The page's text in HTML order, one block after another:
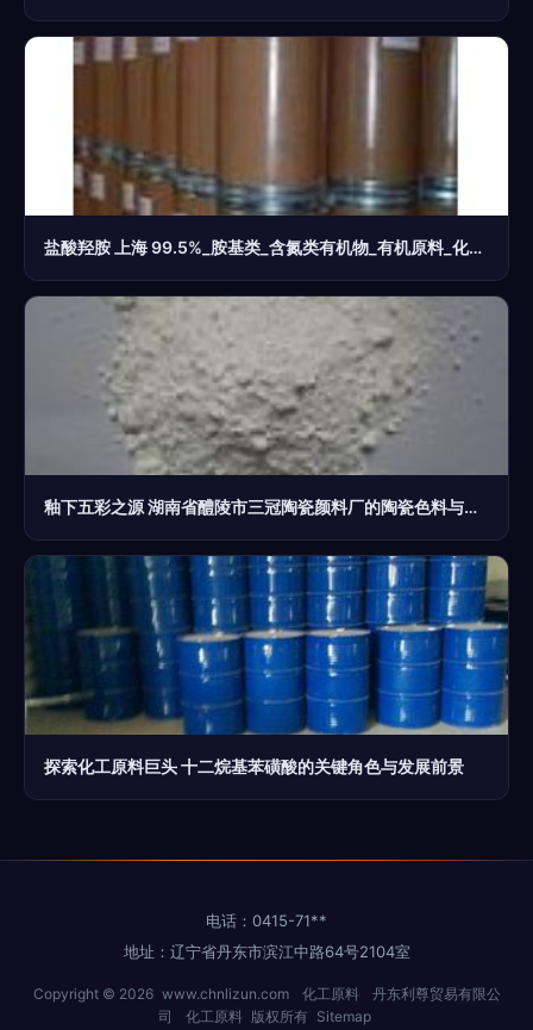
盐酸羟胺 上海 99.5%_胺基类_含氮类有机物_有机原料_化工产品_中华化工网
釉下五彩之源 湖南省醴陵市三冠陶瓷颜料厂的陶瓷色料与化工原料
探索化工原料巨头 十二烷基苯磺酸的关键角色与发展前景
电话：0415-71**
地址：辽宁省丹东市滨江中路64号2104室
Copyright © 2026 www.chnlizun.com 化工原料
丹东利尊贸易有限公
司
化工原料 版权所有 Sitemap